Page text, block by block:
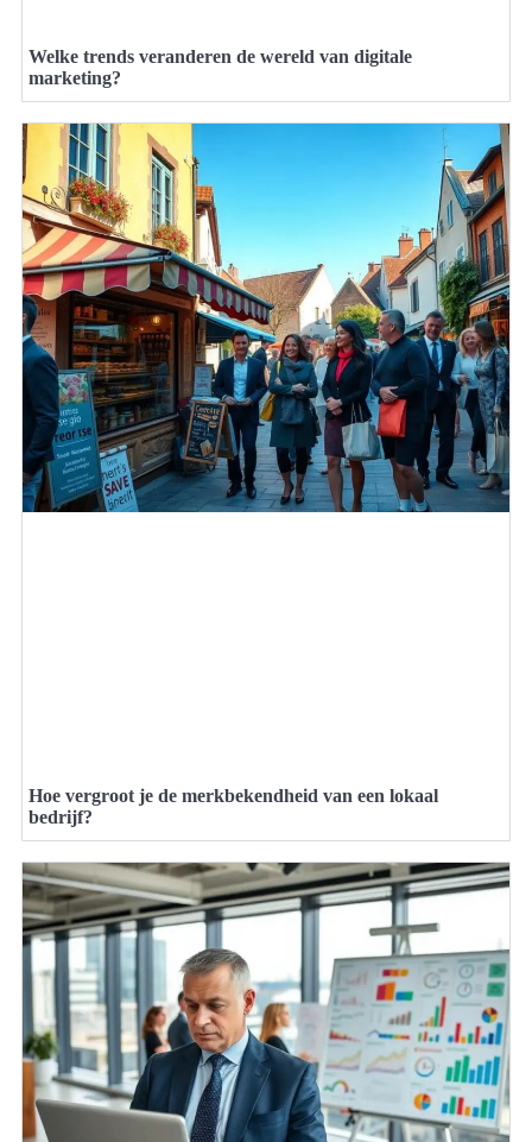
Welke trends veranderen de wereld van digitale
marketing?
Hoe vergroot je de merkbekendheid van een lokaal
bedrijf?